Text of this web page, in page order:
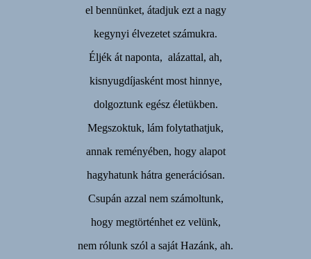
el bennünket, átadjuk ezt a nagy
kegynyi élvezetet számukra.
Éljék át naponta, alázattal, ah,
kisnyugdíjasként most hinnye,
dolgoztunk egész életükben.
Megszoktuk, lám folytathatjuk,
annak reményében, hogy alapot
hagyhatunk hátra generációsan.
Csupán azzal nem számoltunk,
hogy megtörténhet ez velünk,
nem rólunk szól a saját Hazánk, ah.